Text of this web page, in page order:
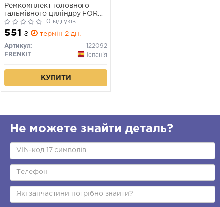
Ремкомплект головного
гальмівного циліндру FORD
LASER KIA RIO, SEPHIA,
SHUMA MAZDA 323
0 відгуків
551 ₴ термін 2 дн.
Артикул:
122092
FRENKIT
Іспанія
КУПИТИ
Не можете знайти деталь?